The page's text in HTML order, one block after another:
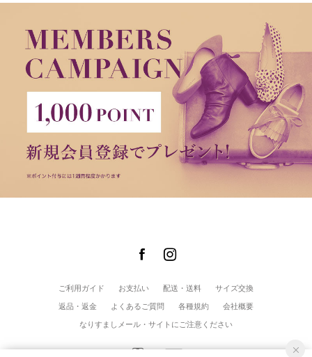
ご利用ガイド お支払い 配送・送料
サイズ交換
返品・返金
よくあるご質問 各種規約
会社概要
なりすましメール・サイトにご注意ください